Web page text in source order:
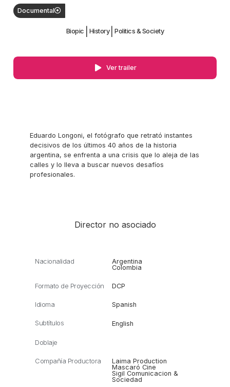
Documental
Biopic History Politics & Society
Ver trailer
Eduardo Longoni, el fotógrafo que retrató instantes
decisivos de los últimos 40 años de la historia
argentina, se enfrenta a una crisis que lo aleja de las
calles y lo lleva a buscar nuevos desafíos
profesionales.
Director no asociado
Nacionalidad
Argentina
Colombia
Formato de Proyección DCP
Idioma Spanish
Subtítulos English
Doblaje
Compañía Productora
Laima Production
Mascaró Cine
Sigil Comunicacion &
Sociedad